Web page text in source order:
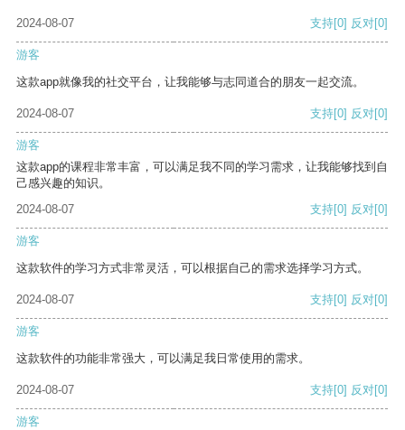
2024-08-07 支持[0] 反对[0]
游客
这款app就像我的社交平台，让我能够与志同道合的朋友一起交流。
2024-08-07 支持[0] 反对[0]
游客
这款app的课程非常丰富，可以满足我不同的学习需求，让我能够找到自
己感兴趣的知识。
2024-08-07
支持[0] 反对[0]
游客
这款软件的学习方式非常灵活，可以根据自己的需求选择学习方式。
2024-08-07 支持[0] 反对[0]
游客
这款软件的功能非常强大，可以满足我日常使用的需求。
2024-08-07 支持[0] 反对[0]
游客